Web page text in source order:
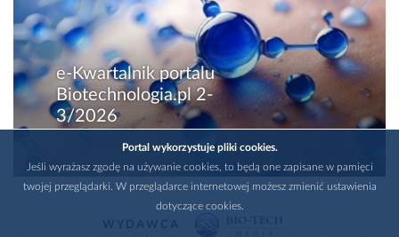
e-Kwartalnik portalu
Biotechnologia.pl 2-
3/2026
Portal wykorzystuje pliki cookies.
Jeśli wyrażasz zgodę na używanie cookies, to będą one zapisane w pamięci
twojej przeglądarki. W przeglądarce internetowej możesz zmienić ustawienia
dotyczące cookies.